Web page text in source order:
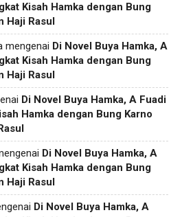
Kisah Hamka dengan Bung
Haji Rasul
mengenai Di Novel Buya Hamka, A
Kisah Hamka dengan Bung
Haji Rasul
Di Novel Buya Hamka, A Fuadi
Hamka dengan Bung Karno
Di Novel Buya Hamka, A
Kisah Hamka dengan Bung
Haji Rasul
Di Novel Buya Hamka, A